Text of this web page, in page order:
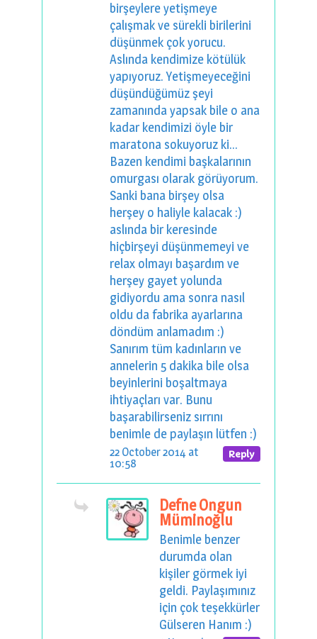
birşeylere yetişmeye
çalışmak ve sürekli birilerini
düşünmek çok yorucu.
Aslında kendimize kötülük
yapıyoruz. Yetişmeyeceğini
düşündüğümüz şeyi
zamanında yapsak bile o ana
kadar kendimizi öyle bir
maratona sokuyoruz ki...
Bazen kendimi başkalarının
omurgası olarak görüyorum.
Sanki bana birşey olsa
herşey o haliyle kalacak :)
aslında bir keresinde
hiçbirşeyi düşünmemeyi ve
relax olmayı başardım ve
herşey gayet yolunda
gidiyordu ama sonra nasıl
oldu da fabrika ayarlarına
döndüm anlamadım :)
Sanırım tüm kadınların ve
annelerin 5 dakika bile olsa
beyinlerini boşaltmaya
ihtiyaçları var. Bunu
başarabilirseniz sırrını
benimle de paylaşın lütfen :)
Reply
22 October 2014 at
10:58
Defne Ongun
Müminoğlu
Benimle benzer
durumda olan
kişiler görmek iyi
geldi. Paylaşımınız
için çok teşekkürler
Gülseren Hanım :)